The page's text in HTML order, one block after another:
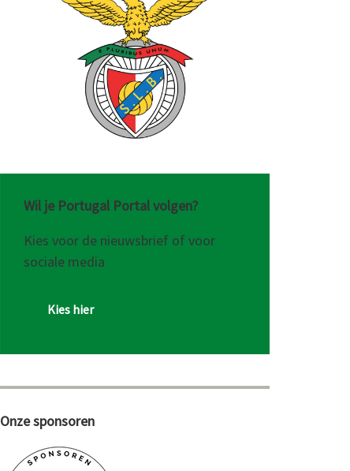
Wil je Portugal Portal volgen?
Kies voor de nieuwsbrief of voor
sociale media
Kies hier
Onze sponsoren